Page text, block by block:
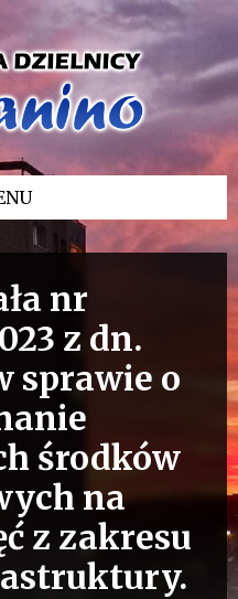
nr
z dn.
sprawie o
środków
na
z zakresu